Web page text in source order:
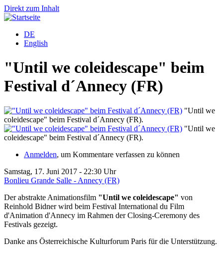
Direkt zum Inhalt
DE
English
"Until we coleidescape" beim
Festival d´Annecy (FR)
"Until we
coleidescape" beim Festival d´Annecy (FR).
"Until we
coleidescape" beim Festival d´Annecy (FR).
Anmelden, um Kommentare verfassen zu können
Samstag, 17. Juni 2017 - 22:30 Uhr
Bonlieu Grande Salle - Annecy (FR)
Der abstrakte Animationsfilm "Until we coleidescape" von
Reinhold Bidner wird beim Festival International du Film
d'Animation d'Annecy im Rahmen der Closing-Ceremony des
Festivals gezeigt.
Danke ans Österreichische Kulturforum Paris für die Unterstützung.